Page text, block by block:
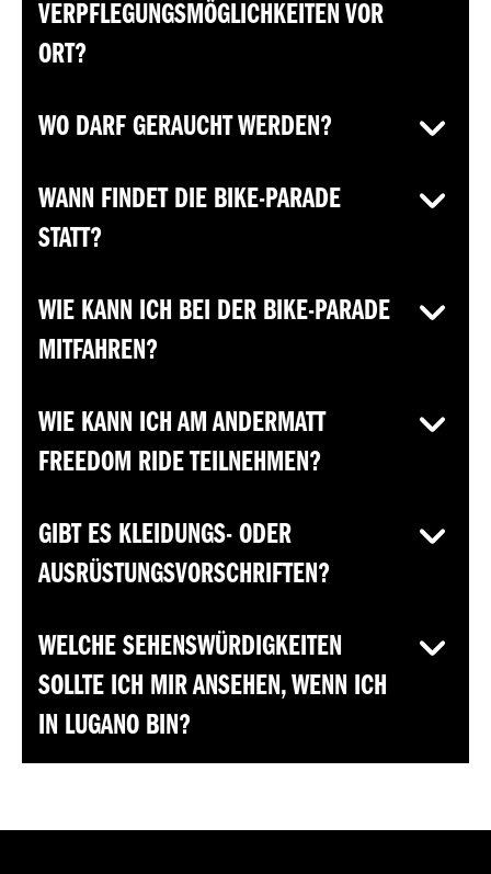
VERPFLEGUNGSMÖGLICHKEITEN VOR
ORT?
WO DARF GERAUCHT WERDEN?
WANN FINDET DIE BIKE-PARADE
STATT?
WIE KANN ICH BEI DER BIKE-PARADE
MITFAHREN?
WIE KANN ICH AM ANDERMATT
FREEDOM RIDE TEILNEHMEN?
GIBT ES KLEIDUNGS- ODER
AUSRÜSTUNGSVORSCHRIFTEN?
WELCHE SEHENSWÜRDIGKEITEN
SOLLTE ICH MIR ANSEHEN, WENN ICH
IN LUGANO BIN?